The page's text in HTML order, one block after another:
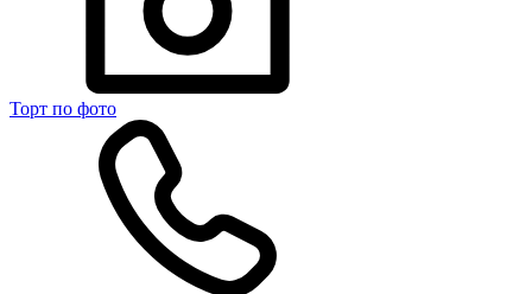
Торт по фото